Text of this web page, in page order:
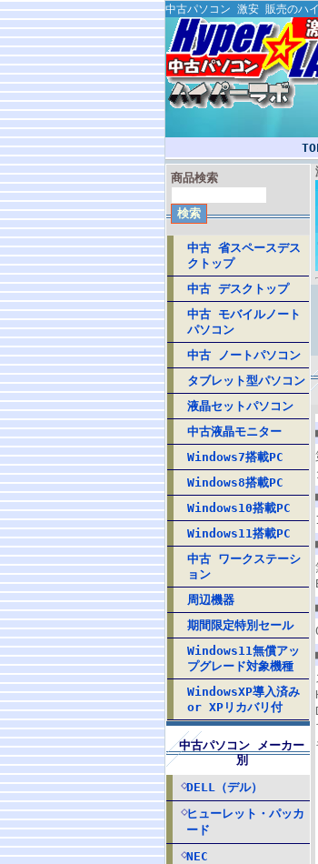
中古パソコン 激安 販売のハ
商品検索
中古 省スペースデス
クトップ
中古 デスクトップ
中古 モバイルノート
パソコン
中古 ノートパソコン
タブレット型パソコン
液晶セットパソコン
中古液晶モニター
Windows7搭載PC
Windows8搭載PC
Windows10搭載PC
Windows11搭載PC
中古 ワークステーシ
ョン
周辺機器
期間限定特別セール
Windows11無償アッ
プグレード対象機種
WindowsXP導入済み
or XPリカバリ付
中古パソコン メーカー
別
DELL（デル）
ヒューレット・パッカ
ード
NEC